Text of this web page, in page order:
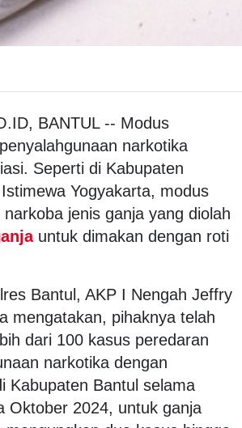
BANTUL -- Modus
narkotika
Seperti di Kabupaten
Yogyakarta, modus
jenis ganja yang diolah
untuk dimakan dengan roti
Bantul, AKP I Nengah Jeffry
mengatakan, pihaknya telah
dari 100 kasus peredaran
narkotika dengan
Kabupaten Bantul selama
Oktober 2024, untuk ganja